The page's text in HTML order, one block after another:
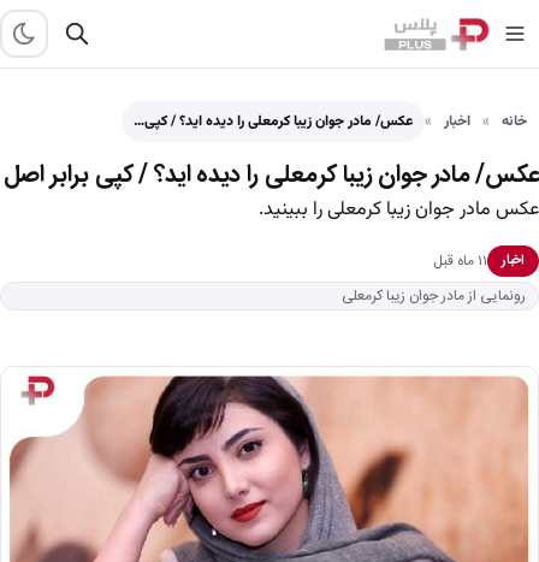
خانه اخبار عکس/ مادر جوان زیبا کرمعلی را دیده اید؟ / کپی…
عکس/ مادر جوان زیبا کرمعلی را دیده اید؟ / کپی برابر اصل
عکس مادر جوان زیبا کرمعلی را ببینید.
اخبار
۱۱ ماه قبل
رونمایی از مادر جوان زیبا کرمعلی